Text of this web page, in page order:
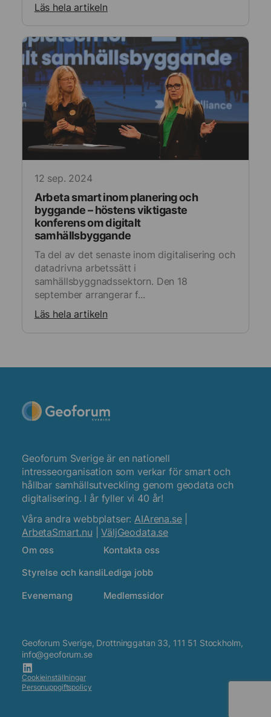
Läs hela artikeln
12 sep. 2024
Arbeta smart inom planering och
byggande – höstens viktigaste
konferens om digitalt
samhällsbyggande
Ta del av det senaste inom digitalisering och
datadrivna arbetssätt i
samhällsbyggnadssektorn. Den 18
september arrangerar f...
Läs hela artikeln
Geoforum Sverige är en nationell
intresseorganisation som verkar för smart och
hållbar samhällsutveckling genom geodata och
digitalisering. I år fyller vi 40 år!
Våra andra webbplatser: AIArena.se|
ArbetaSmart.nu |VäljGeodata.se
Om oss
Styrelse och kansli
Evenemang
Kontakta oss
Lediga jobb
Medlemssidor
Geoforum Sverige, Drottninggatan 33, 111 51 Stockholm,
info@geoforum.se
Cookieinställningar
Personuppgiftspolicy